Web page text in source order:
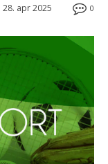
0
28. apr 2025